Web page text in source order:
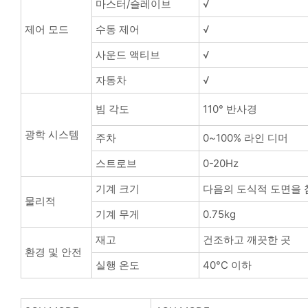
제어 모드
마스터/슬레이브
√
수동 제어
√
사운드 액티브
√
자동차
√
광학 시스템
빔 각도 110° 반사경
주차
0~100% 라인 디머
스트로브
0-20Hz
물리적
기계 크기
다음의 도식적 도면을
기계 무게
0.75kg
환경 및 안전
재고
건조하고 깨끗한 곳
실행 온도
40°C 이하